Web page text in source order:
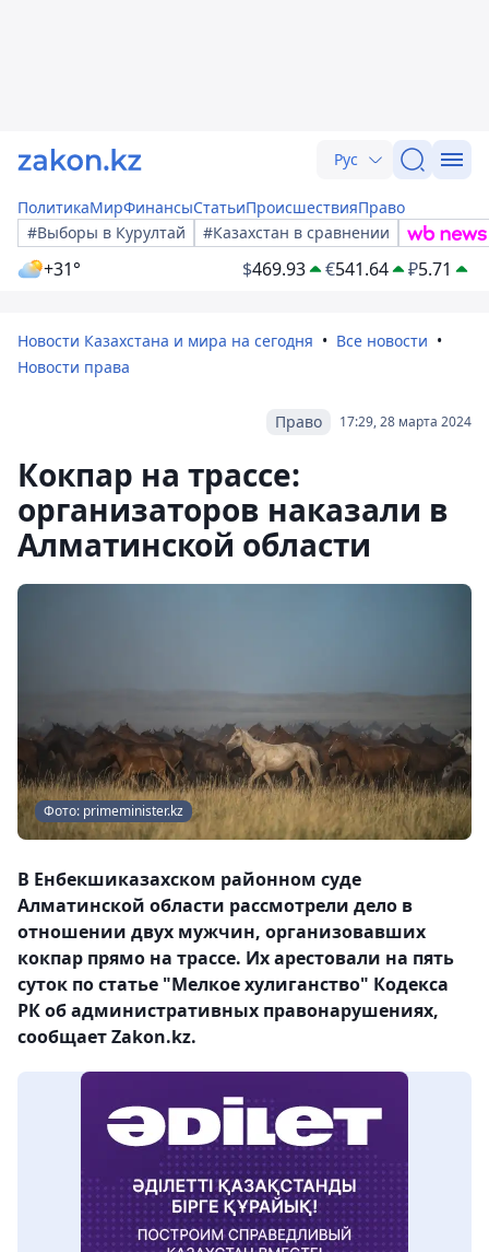
Рус
ПолитикаМирФинансыСтатьиПроисшествияПраво
#Выборы в Курултай
#Казахстан в сравнении
+31° $469.93 €541.64 ₽5.71
Новости Казахстана и мира на сегодня
Все новости
Новости права
17:29, 28 марта 2024
Право
Кокпар на трассе:
организаторов наказали в
Алматинской области
Фото: primeminister.kz
В Енбекшиказахском районном суде
Алматинской области рассмотрели дело в
отношении двух мужчин, организовавших
кокпар прямо на трассе. Их арестовали на пять
суток по статье "Мелкое хулиганство" Кодекса
РК об административных правонарушениях,
сообщает Zakon.kz.